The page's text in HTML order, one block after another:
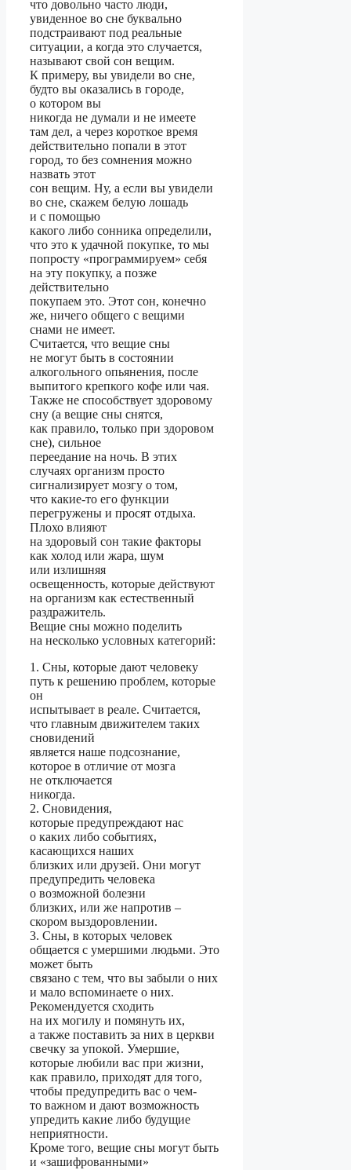
что довольно часто люди,
увиденное во сне буквально
подстраивают под реальные
ситуации, а когда это случается,
называют свой сон вещим.
К примеру, вы увидели во сне,
будто вы оказались в городе,
о котором вы
никогда не думали и не имеете
там дел, а через короткое время
действительно попали в этот
город, то без сомнения можно
назвать этот
сон вещим. Ну, а если вы увидели
во сне, скажем белую лошадь
и с помощью
какого либо сонника определили,
что это к удачной покупке, то мы
попросту «программируем» себя
на эту покупку, а позже
действительно
покупаем это. Этот сон, конечно
же, ничего общего с вещими
снами не имеет.
Считается, что вещие сны
не могут быть в состоянии
алкогольного опьянения, после
выпитого крепкого кофе или чая.
Также не способствует здоровому
сну (а вещие сны снятся,
как правило, только при здоровом
сне), сильное
переедание на ночь. В этих
случаях организм просто
сигнализирует мозгу о том,
что какие-то его функции
перегружены и просят отдыха.
Плохо влияют
на здоровый сон такие факторы
как холод или жара, шум
или излишняя
освещенность, которые действуют
на организм как естественный
раздражитель.
Вещие сны можно поделить
на несколько условных категорий:
1. Сны, которые дают человеку
путь к решению проблем, которые
он
испытывает в реале. Считается,
что главным движителем таких
сновидений
является наше подсознание,
которое в отличие от мозга
не отключается
никогда.
2. Сновидения,
которые предупреждают нас
о каких либо событиях,
касающихся наших
близких или друзей. Они могут
предупредить человека
о возможной болезни
близких, или же напротив –
скором выздоровлении.
3. Сны, в которых человек
общается с умершими людьми. Это
может быть
связано с тем, что вы забыли о них
и мало вспоминаете о них.
Рекомендуется сходить
на их могилу и помянуть их,
а также поставить за них в церкви
свечку за упокой. Умершие,
которые любили вас при жизни,
как правило, приходят для того,
чтобы предупредить вас о чем-
то важном и дают возможность
упредить какие либо будущие
неприятности.
Кроме того, вещие сны могут быть
и «зашифрованными»